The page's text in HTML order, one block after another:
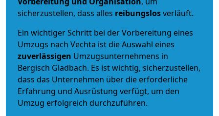
sicherzustellen, dass alles reibungslosverläuft.
Ein wichtiger Schritt bei der Vorbereitung eines
Umzugs nach Vechta ist die Auswahl eines
zuverlässigen Umzugsunternehmens in
Bergisch Gladbach. Es ist wichtig, sicherzustellen,
dass das Unternehmen über die erforderliche
Erfahrung und Ausrüstung verfügt, um den
Umzug erfolgreich durchzuführen.